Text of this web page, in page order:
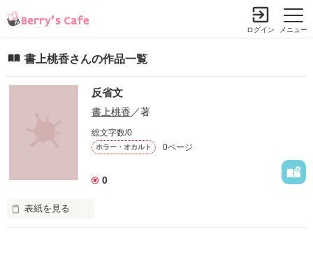
メニュー
ログイン
書上桃香さんの作品一覧
反省文
書上桃香 ／著
総文字数/0
ホラー・オカルト 0ページ
0
表紙を見る